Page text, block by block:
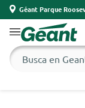
Géant Parque